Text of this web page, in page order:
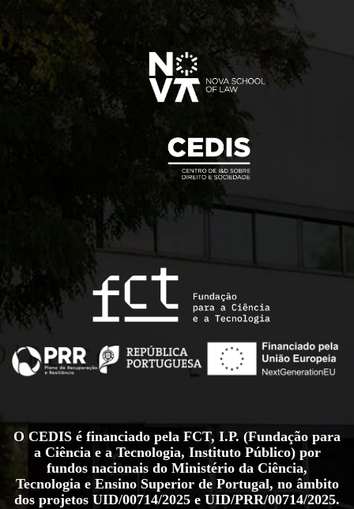
O CEDIS é financiado pela FCT, I.P. (Fundação para
a Ciência e a Tecnologia, Instituto Público) por
fundos nacionais do Ministério da Ciência,
Tecnologia e Ensino Superior de Portugal, no âmbito
dos projetos UID/00714/2025 e UID/PRR/00714/2025.